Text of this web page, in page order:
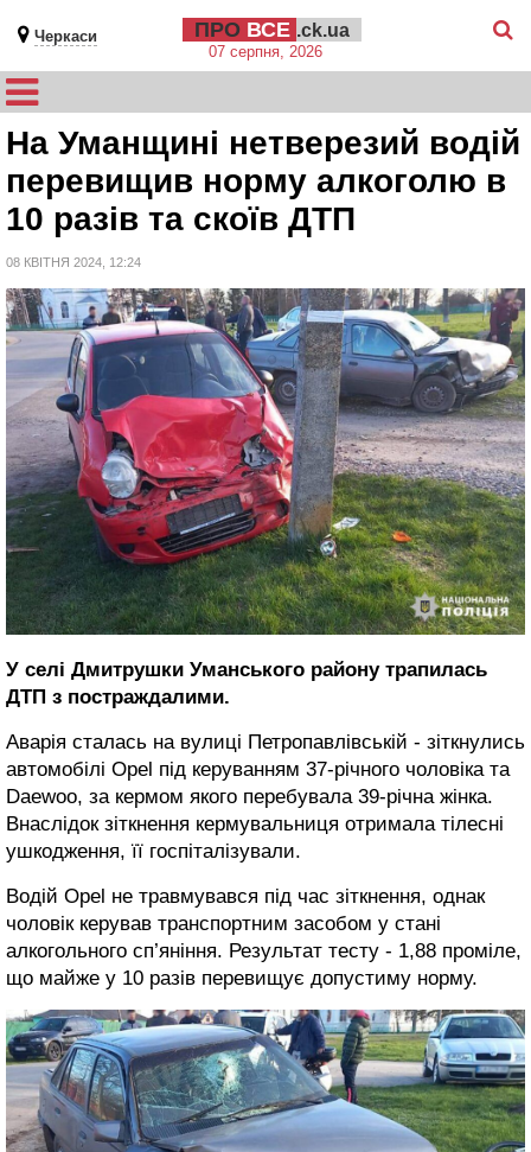
Черкаси ПРО ВСЕ .ck.ua
07 серпня, 2026
На Уманщині нетверезий водій
перевищив норму алкоголю в
10 разів та скоїв ДТП
08 КВІТНЯ 2024, 12:24
У селі Дмитрушки Уманського району трапилась
ДТП з постраждалими.
Аварія сталась на вулиці Петропавлівській - зіткнулись
автомобілі Opel під керуванням 37-річного чоловіка та
Daewoo, за кермом якого перебувала 39-річна жінка.
Внаслідок зіткнення кермувальниця отримала тілесні
ушкодження, її госпіталізували.
Водій Opel не травмувався під час зіткнення, однак
чоловік керував транспортним засобом у стані
алкогольного сп’яніння. Результат тесту - 1,88 проміле,
що майже у 10 разів перевищує допустиму норму.